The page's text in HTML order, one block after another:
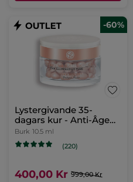
-60%
Lystergivande 35-
dagars kur - Anti-Âge
Global
Burk 10.5 ml
(220)
400,00 Kr 999,00 Kr